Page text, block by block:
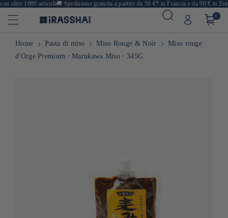
oltre 1000 articoli🚚Spedizione gratuita a partire da 50 €* in Francia e da 90 € in
0
Home Pasta di miso Miso Rouge & Noir
Miso rouge
d'Orge Premium ⋅ Marukawa Miso ⋅ 345G